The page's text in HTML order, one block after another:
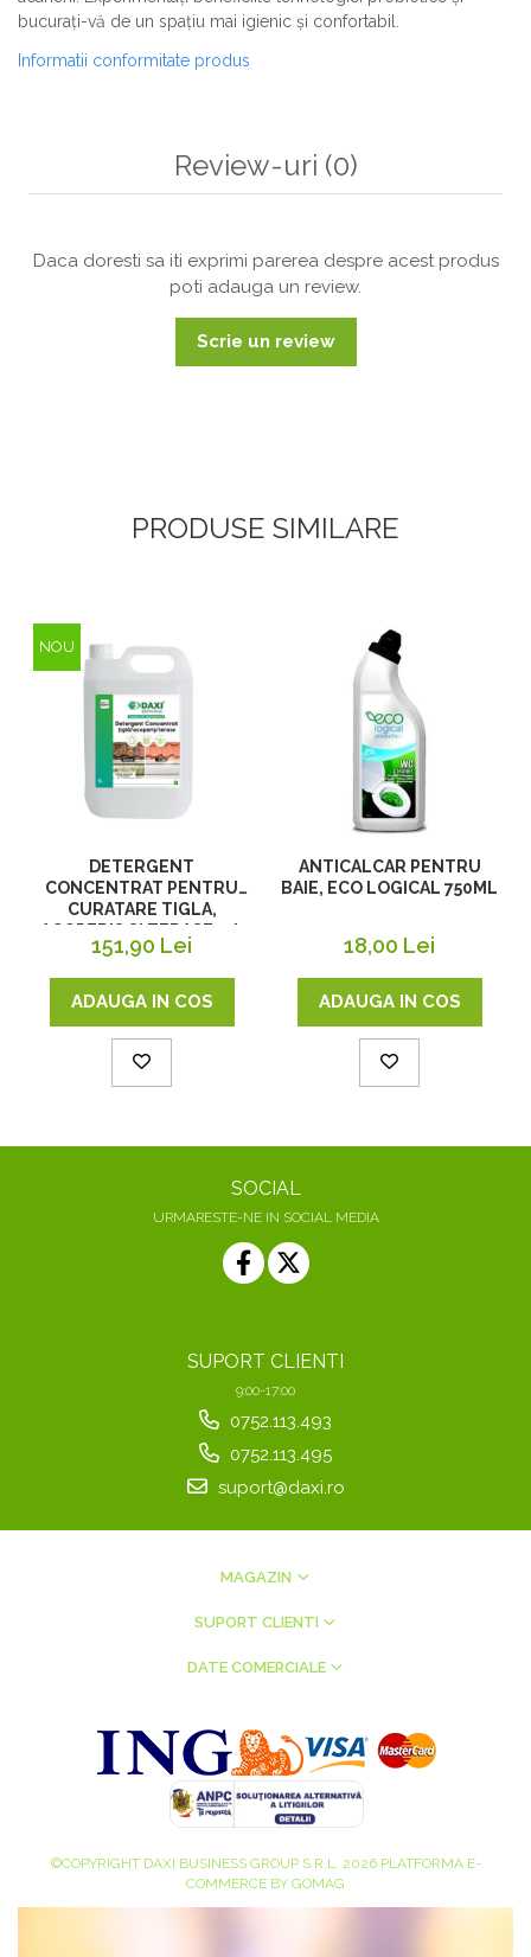
bucurați-vă de un spațiu mai igienic și confortabil.
Informatii conformitate produs
Review-uri (0)
Daca doresti sa iti exprimi parerea despre acest produs
poti adauga un review.
Scrie un review
PRODUSE SIMILARE
NOU
DETERGENT
CONCENTRAT PENTRU
CURATARE TIGLA,
ACOPERIS SI TERASE, 5 L
151,90 Lei
ADAUGA IN COS
ANTICALCAR PENTRU
BAIE, ECO LOGICAL 750ML
18,00 Lei
ADAUGA IN COS
SOCIAL
URMARESTE-NE IN SOCIAL MEDIA
SUPORT CLIENTI
9:00-17:00
0752.113.493
0752.113.495
suport@daxi.ro
MAGAZIN
SUPORT CLIENTI
DATE COMERCIALE
©COPYRIGHT DAXI BUSINESS GROUP S.R.L. 2026 PLATFORMA E-
COMMERCE BY GOMAG